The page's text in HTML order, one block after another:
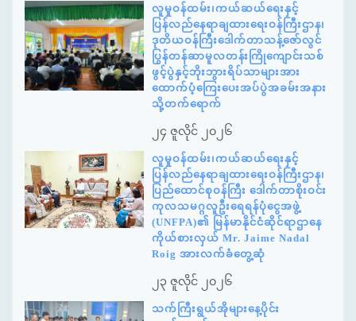
လူမှုဝန်ထမ်း၊ကယ်ဆယ်ရေးနှင့်
ပြန်လည်နေရာချထားရေးဝန်ကြီးဌာန၊
ဒုတိယဝန်ကြီးဒေါက်တာသန့်ဇော်လွင်
ပြွန်တန်ဆာမူလတန်းကြိုကျောင်းသစ်
ဖွင့်ပွဲနှင့်ဘိုးဘွားရိပ်သာများအား
ထောက်ပံ့ကြေးပေးအပ်ပွဲအခမ်းအနား
သို့တက်ရောက်
၂၄ ဇူလိုင် ၂၀၂၆
လူမှုဝန်ထမ်း၊ကယ်ဆယ်ရေးနှင့်
ပြန်လည်နေရာချထားရေးဝန်ကြီးဌာန၊
ပြည်ထောင်စုဝန်ကြီး ဒေါက်တာစိုးဝင်း
ကုလသမဂ္ဂလူဦးရေရန်ပုံငွေအဖွဲ့
(UNFPA)၏ မြန်မာနိုင်ငံဆိုင်ရာဌာနေ
ကိုယ်စားလှယ် Mr. Jaime Nadal
Roig အားလက်ခံတွေ့ဆုံ
၂၃ ဇူလိုင် ၂၀၂၆
သက်ကြီးရွယ်အိုများနေ့ပိုင်း